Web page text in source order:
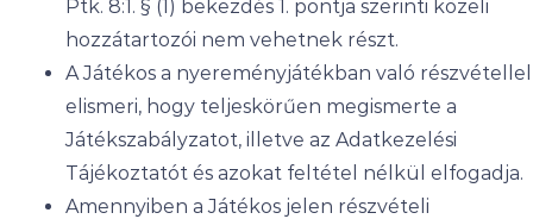
Ptk. 8:1. § (1) bekezdés 1. pontja szerinti közeli
hozzátartozói nem vehetnek részt.
A Játékos a nyereményjátékban való részvétellel
elismeri, hogy teljeskörűen megismerte a
Játékszabályzatot, illetve az Adatkezelési
Tájékoztatót és azokat feltétel nélkül elfogadja.
Amennyiben a Játékos jelen részvételi